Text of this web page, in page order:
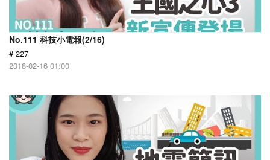
No.111 科技小電報(2/16)
# 227
2018-02-16 01:00